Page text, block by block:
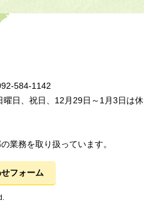
584-1142
日、祝日、12月29日～1月3日は休
業務を取り扱っています。
フォーム